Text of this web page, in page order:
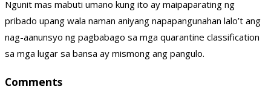
Ngunit mas mabuti umano kung ito ay maipaparating ng
pribado upang wala naman aniyang napapangunahan lalo’t ang
nag-aanunsyo ng pagbabago sa mga quarantine classification
sa mga lugar sa bansa ay mismong ang pangulo.
Comments